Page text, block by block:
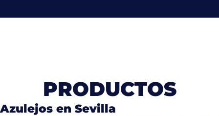
PRODUCTOS
Azulejos en Sevilla